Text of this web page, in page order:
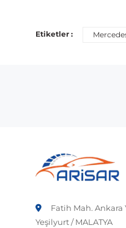
Araç
Etiketler :
Fatih Mah. Ankara
Yeşilyurt / MALATYA